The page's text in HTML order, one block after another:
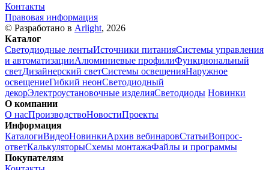
Контакты
Правовая информация
© Разработано в Arlight, 2026
Каталог
Светодиодные лентыИсточники питанияСистемы управления
и автоматизацииАлюминиевые профилиФункциональный
светДизайнерский светСистемы освещенияНаружное
освещениеГибкий неонСветодиодный
декорЭлектроустановочные изделияСветодиоды Новинки
О компании
О насПроизводствоНовостиПроекты
Информация
КаталогиВидеоНовинкиАрхив вебинаровСтатьиВопрос-
ответКалькуляторыСхемы монтажаФайлы и программы
Покупателям